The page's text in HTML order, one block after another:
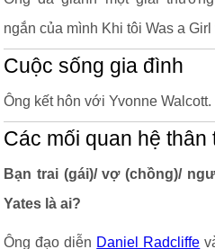
ngắn của mình Khi tôi Was a
Cuộc sống gia đình
Ông kết hôn với Yvonne Walcott.
Các mối quan hệ thân
Bạn trai (gái)/ vợ (chồng)/
Yates là ai?
Ông đạo diễn Daniel Radcliffe